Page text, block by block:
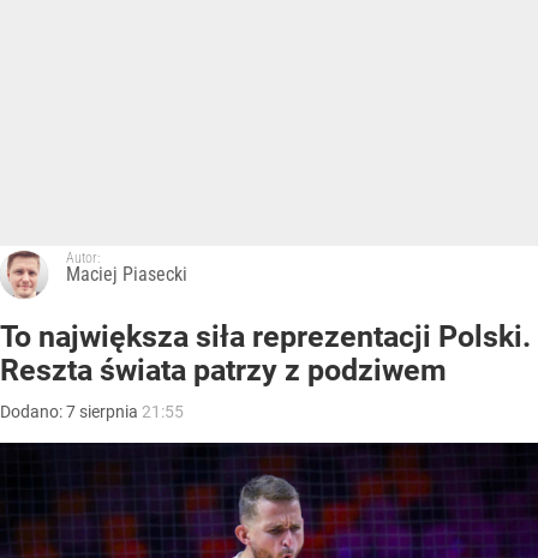
Autor:
Maciej Piasecki
To największa siła reprezentacji Polski.
Reszta świata patrzy z podziwem
Dodano:7 sierpnia 21:55